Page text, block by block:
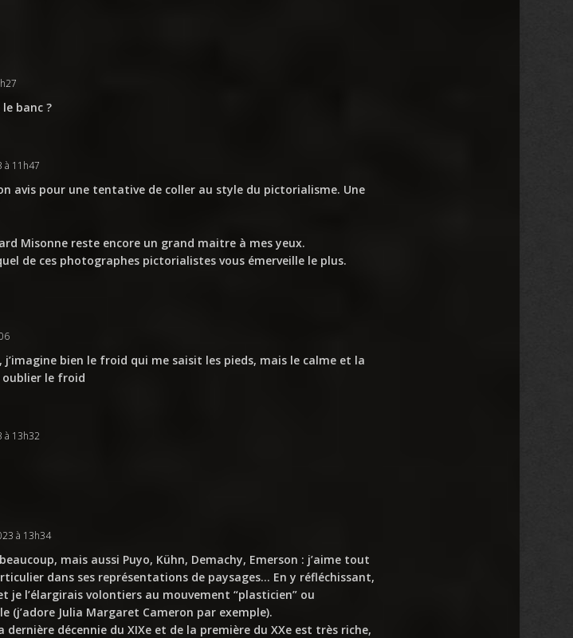
banc ?
à 11h47
avis pour une tentative de coller au style du pictorialisme. Une
Misonne reste encore un grand maitre à mes yeux.
de ces photographes pictorialistes vous émerveille le plus.
j’imagine bien le froid qui me saisit les pieds, mais le calme et la
le froid
à 13h32
à 13h34
mais aussi Puyo, Kühn, Demachy, Emerson : j’aime tout
dans ses représentations de paysages… En y réfléchissant,
je l’élargirais volontiers au mouvement “plasticien” ou
(j’adore Julia Margaret Cameron par exemple).
décennie du XIXe et de la première du XXe est très riche,